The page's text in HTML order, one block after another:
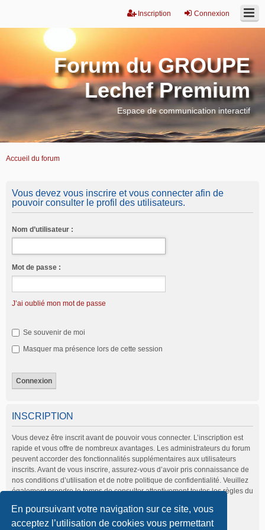
En poursuivant votre navigation sur ce site, vous
acceptez l’utilisation de cookies vous permettant
Connexion
Inscription
Forum du GROUPE
Lechef Premium
Espace de communication interactif
Accueil du forum
Vous devez vous inscrire et vous connecter afin de
pouvoir consulter le profil des utilisateurs.
Nom d’utilisateur :
Mot de passe :
J’ai oublié mon mot de passe
Se souvenir de moi
Masquer ma présence lors de cette session
INSCRIPTION
Vous devez être inscrit avant de pouvoir vous connecter. L’inscription est
rapide et vous offre de nombreux avantages. Les administrateurs du forum
peuvent accorder des fonctionnalités supplémentaires aux utilisateurs
inscrits. Avant de vous inscrire, assurez-vous d’avoir pris connaissance de
nos conditions d’utilisation et de notre politique de confidentialité. Veuillez
également prendre le temps de consulter attentivement toutes les règles du
Conditions d’utilisation|Politique de confidentialité